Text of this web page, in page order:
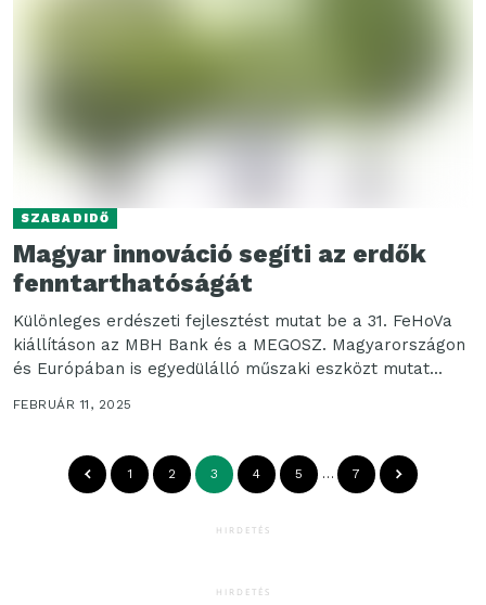
SZABADIDŐ
Magyar innováció segíti az erdők
fenntarthatóságát
Különleges erdészeti fejlesztést mutat be a 31. FeHoVa
kiállításon az MBH Bank és a MEGOSZ. Magyarországon
és Európában is egyedülálló műszaki eszközt mutat...
FEBRUÁR 11, 2025
1 2 3 4 5 … 7
HIRDETÉS
HIRDETÉS